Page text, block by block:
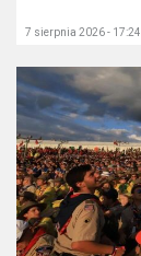
7 sierpnia 2026 - 17:24